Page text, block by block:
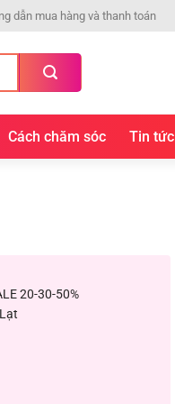
dẫn mua hàng và thanh toán
Cách chăm sóc Tin tức
20-30-50%